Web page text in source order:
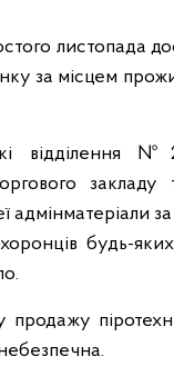
листопада
за місцем
відділення
№2
адмінматеріали
будь-яких